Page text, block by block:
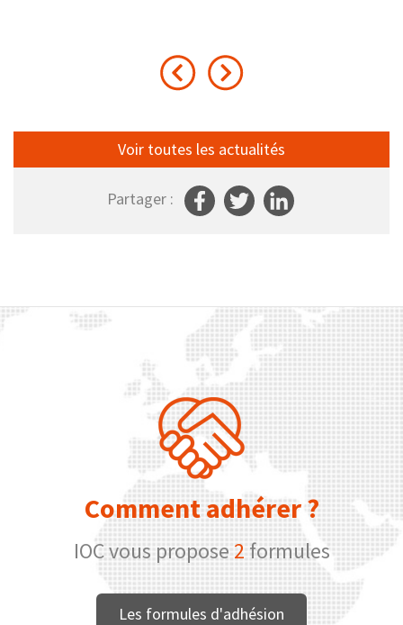
Voir toutes les actualités
Partager :
Comment adhérer ?
IOC vous propose 2 formules
Les formules d'adhésion